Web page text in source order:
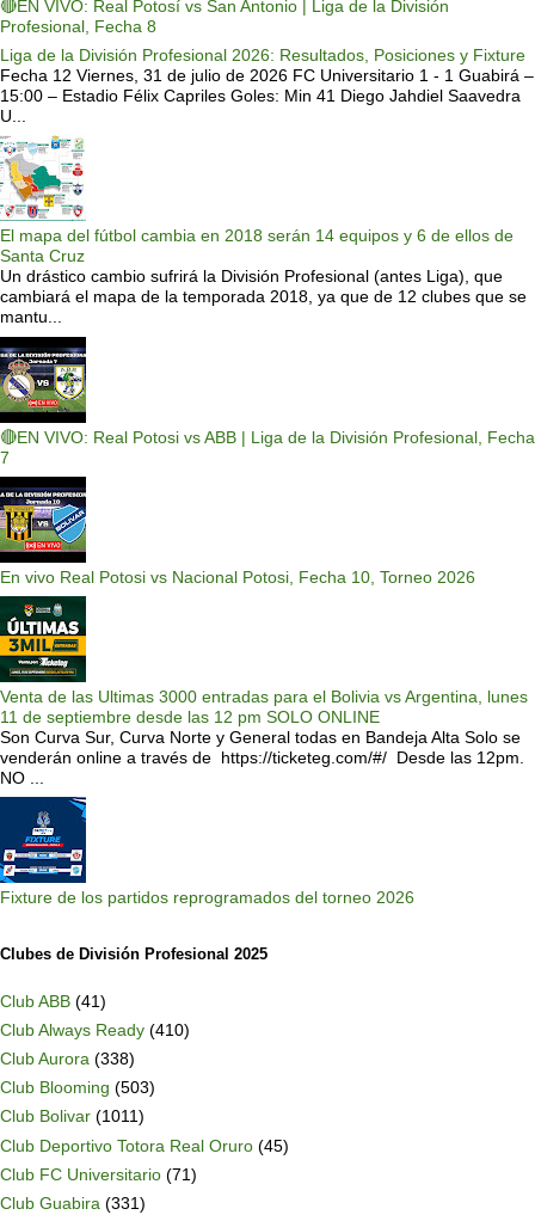
🔴EN VIVO: Real Potosí vs San Antonio | Liga de la División
Profesional, Fecha 8
Liga de la División Profesional 2026: Resultados, Posiciones y Fixture
Fecha 12 Viernes, 31 de julio de 2026 FC Universitario 1 - 1 Guabirá –
15:00 – Estadio Félix Capriles Goles: Min 41 Diego Jahdiel Saavedra
U...
El mapa del fútbol cambia en 2018 serán 14 equipos y 6 de ellos de
Santa Cruz
Un drástico cambio sufrirá la División Profesional (antes Liga), que
cambiará el mapa de la temporada 2018, ya que de 12 clubes que se
mantu...
🔴EN VIVO: Real Potosi vs ABB | Liga de la División Profesional, Fecha
7
En vivo Real Potosi vs Nacional Potosi, Fecha 10, Torneo 2026
Venta de las Ultimas 3000 entradas para el Bolivia vs Argentina, lunes
11 de septiembre desde las 12 pm SOLO ONLINE
Son Curva Sur, Curva Norte y General todas en Bandeja Alta Solo se
venderán online a través de https://ticketeg.com/#/ Desde las 12pm.
NO ...
Fixture de los partidos reprogramados del torneo 2026
Clubes de División Profesional 2025
Club ABB (41)
Club Always Ready (410)
Club Aurora (338)
Club Blooming (503)
Club Bolivar (1011)
Club Deportivo Totora Real Oruro (45)
Club FC Universitario (71)
Club Guabira (331)